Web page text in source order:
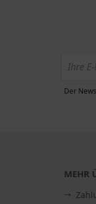
Der
MEHR